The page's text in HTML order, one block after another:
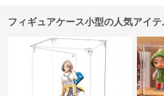
フィギュアケース小型の人気アイテ